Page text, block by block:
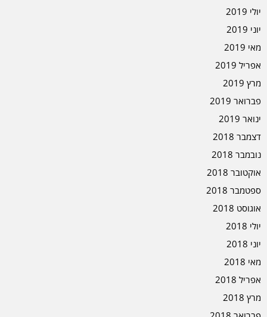
יולי 2019
יוני 2019
מאי 2019
אפריל 2019
מרץ 2019
פברואר 2019
ינואר 2019
דצמבר 2018
נובמבר 2018
אוקטובר 2018
ספטמבר 2018
אוגוסט 2018
יולי 2018
יוני 2018
מאי 2018
אפריל 2018
מרץ 2018